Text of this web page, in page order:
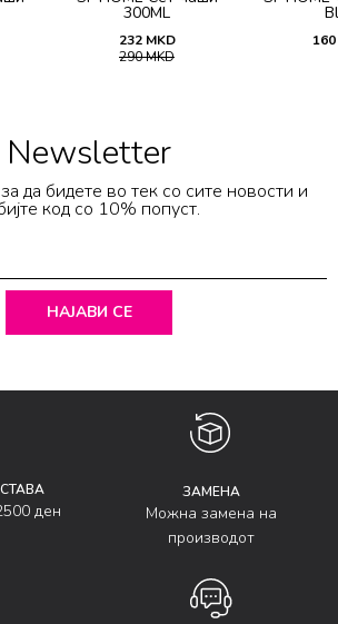
300ML
232 MKD
290MKD
160
Newsletter
да бидете во тек со сите новости и
код со 10% попуст.
НАЈАВИ СЕ
ден
ЗАМЕНА
Можна замена на
производот